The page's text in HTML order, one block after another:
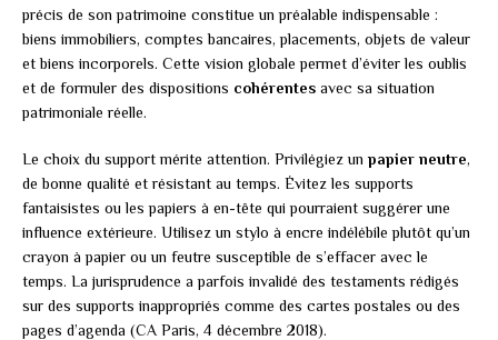
précis de son patrimoine constitue un préalable indispensable :
biens immobiliers, comptes bancaires, placements, objets de valeur
et biens incorporels. Cette vision globale permet d’éviter les oublis
et de formuler des dispositions cohérentes avec sa situation
patrimoniale réelle.
Le choix du support mérite attention. Privilégiez un papier neutre,
de bonne qualité et résistant au temps. Évitez les supports
fantaisistes ou les papiers à en-tête qui pourraient suggérer une
influence extérieure. Utilisez un stylo à encre indélébile plutôt qu’un
crayon à papier ou un feutre susceptible de s’effacer avec le
temps. La jurisprudence a parfois invalidé des testaments rédigés
sur des supports inappropriés comme des cartes postales ou des
pages d’agenda (CA Paris, 4 décembre 2018).